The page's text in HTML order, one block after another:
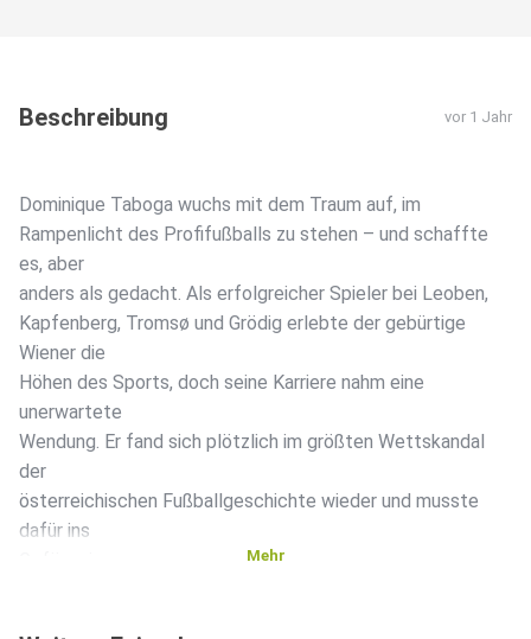
Beschreibung vor 1 Jahr
Dominique Taboga wuchs mit dem Traum auf, im
Rampenlicht des Profifußballs zu stehen – und schaffte
es, aber
anders als gedacht. Als erfolgreicher Spieler bei Leoben,
Kapfenberg, Tromsø und Grödig erlebte der gebürtige
Wiener die
Höhen des Sports, doch seine Karriere nahm eine
unerwartete
Wendung. Er fand sich plötzlich im größten Wettskandal
der
österreichischen Fußballgeschichte wieder und musste
dafür ins
Mehr